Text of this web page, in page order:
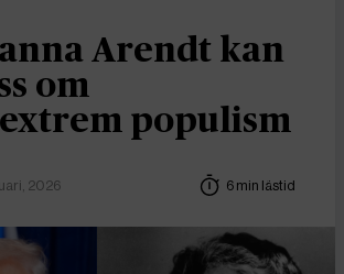
Arendt kan
om
populism
2026 6 min lästid